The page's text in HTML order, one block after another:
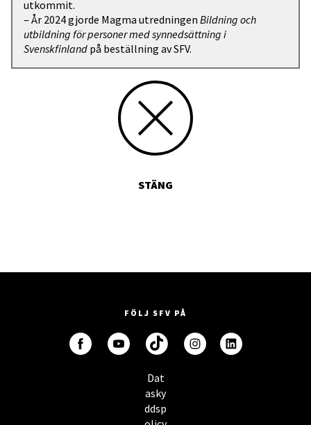
utkommit.
– År 2024 gjorde Magma utredningen Bildning och
utbildning för personer med synnedsättning i
Svenskfinland på beställning av SFV.
STÄNG
FÖLJ SFV PÅ
Dat
asky
ddsp